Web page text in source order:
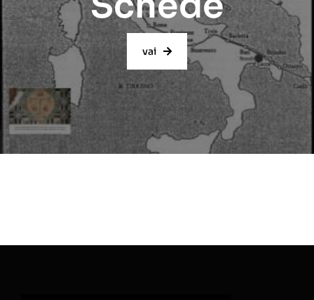
vai